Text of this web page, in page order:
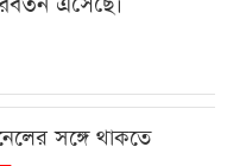
সঙ্গে থাকতে